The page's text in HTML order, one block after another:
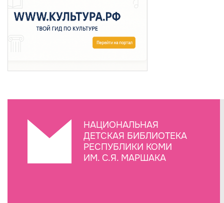
НАЦИОНАЛЬНАЯ
ДЕТСКАЯ БИБЛИОТЕКА
РЕСПУБЛИКИ КОМИ
ИМ. С.Я. МАРШАКА